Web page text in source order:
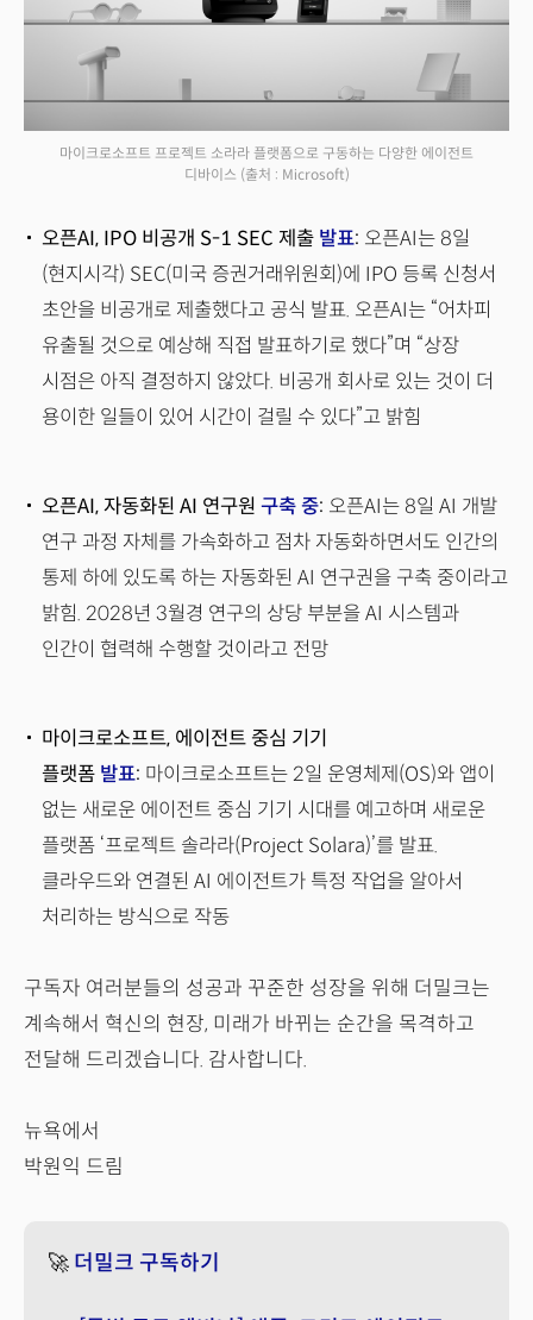
마이크로소프트 프로젝트 소라라 플랫폼으로 구동하는 다양한 에이전트
디바이스 (출처 : Microsoft)
오픈AI, IPO 비공개 S-1 SEC 제출 발표: 오픈AI는 8일
(현지시각) SEC(미국 증권거래위원회)에 IPO 등록 신청서
초안을 비공개로 제출했다고 공식 발표. 오픈AI는 “어차피
유출될 것으로 예상해 직접 발표하기로 했다”며 “상장
시점은 아직 결정하지 않았다. 비공개 회사로 있는 것이 더
용이한 일들이 있어 시간이 걸릴 수 있다”고 밝힘
오픈AI, 자동화된 AI 연구원 구축 중: 오픈AI는 8일 AI 개발
연구 과정 자체를 가속화하고 점차 자동화하면서도 인간의
통제 하에 있도록 하는 자동화된 AI 연구권을 구축 중이라고
밝힘. 2028년 3월경 연구의 상당 부분을 AI 시스템과
인간이 협력해 수행할 것이라고 전망
마이크로소프트, 에이전트 중심 기기
플랫폼 발표: 마이크로소프트는 2일 운영체제(OS)와 앱이
없는 새로운 에이전트 중심 기기 시대를 예고하며 새로운
플랫폼 ‘프로젝트 솔라라(Project Solara)’를 발표.
클라우드와 연결된 AI 에이전트가 특정 작업을 알아서
처리하는 방식으로 작동
구독자 여러분들의 성공과 꾸준한 성장을 위해 더밀크는
계속해서 혁신의 현장, 미래가 바뀌는 순간을 목격하고
전달해 드리겠습니다. 감사합니다.
뉴욕에서
박원익 드림
🚀 더밀크 구독하기